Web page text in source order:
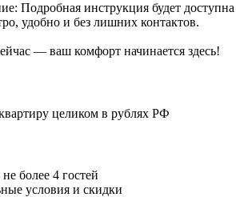
Подробная инструкция будет доступна
удобно и без лишних контактов.
— ваш комфорт начинается здесь!
целиком в рублях РФ
более 4 гостей
условия и скидки